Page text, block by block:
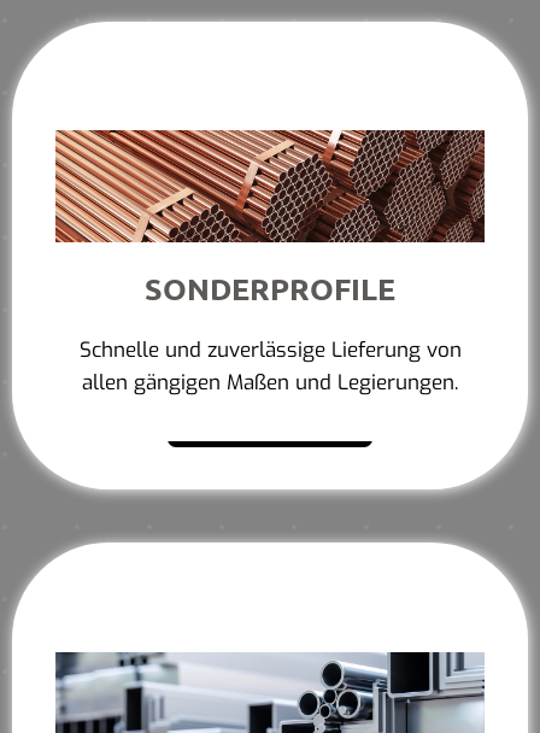
SONDERPROFILE
Schnelle und zuverlässige Lieferung von
allen gängigen Maßen und Legierungen.